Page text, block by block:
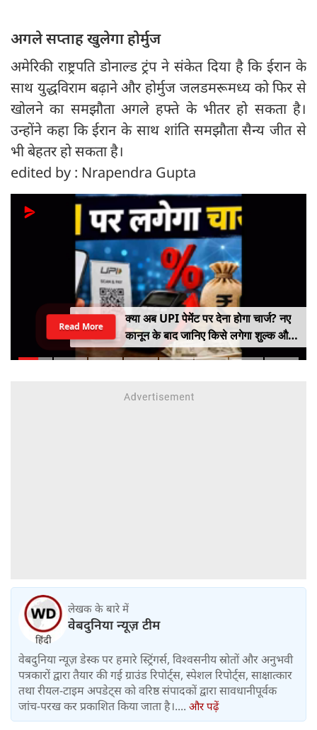
अगले सप्ताह खुलेगा होर्मुज
अमेरिकी राष्ट्रपति डोनाल्ड ट्रंप ने संकेत दिया है कि ईरान के
साथ युद्धविराम बढ़ाने और होर्मुज जलडमरूमध्य को फिर से
खोलने का समझौता अगले हफ्ते के भीतर हो सकता है।
उन्होंने कहा कि ईरान के साथ शांति समझौता सैन्य जीत से
भी बेहतर हो सकता है।
edited by : Nrapendra Gupta
क्या अब UPI पेमेंट पर देना होगा चार्ज? नए
कानून के बाद जानिए किसे लगेगा शुल्क और
किसे नहीं
Read More
लेखक के बारे में
वेबदुनिया न्यूज़ टीम
वेबदुनिया न्यूज़ डेस्क पर हमारे स्ट्रिंगर्स, विश्वसनीय स्रोतों और अनुभवी
पत्रकारों द्वारा तैयार की गई ग्राउंड रिपोर्ट्स, स्पेशल रिपोर्ट्स, साक्षात्कार
तथा रीयल-टाइम अपडेट्स को वरिष्ठ संपादकों द्वारा सावधानीपूर्वक
जांच-परख कर प्रकाशित किया जाता है।.... और पढ़ें